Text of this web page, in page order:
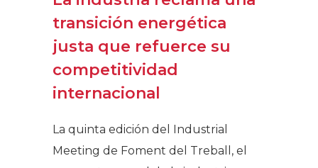
transición energética
justa que refuerce su
competitividad
internacional
La quinta edición del Industrial
Meeting de Foment del Treball, el